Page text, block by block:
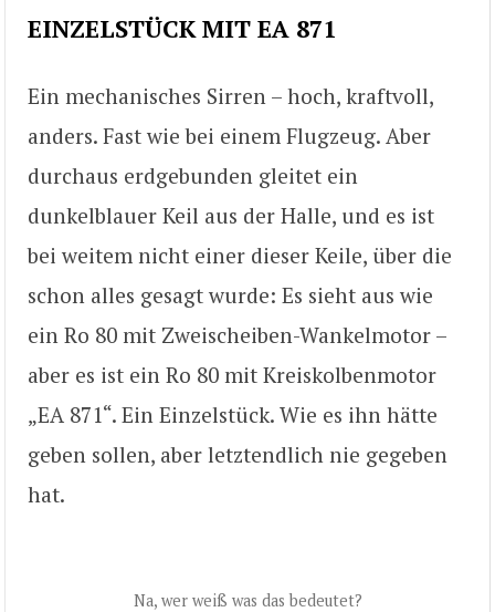
EINZELSTÜCK MIT EA 871
Ein mechanisches Sirren – hoch, kraftvoll,
anders. Fast wie bei einem Flugzeug. Aber
durchaus erdgebunden gleitet ein
dunkelblauer Keil aus der Halle, und es ist
bei weitem nicht einer dieser Keile, über die
schon alles gesagt wurde: Es sieht aus wie
ein Ro 80 mit Zweischeiben-Wankelmotor –
aber es ist ein Ro 80 mit Kreiskolbenmotor
„EA 871“. Ein Einzelstück. Wie es ihn hätte
geben sollen, aber letztendlich nie gegeben
hat.
Na, wer weiß was das bedeutet?